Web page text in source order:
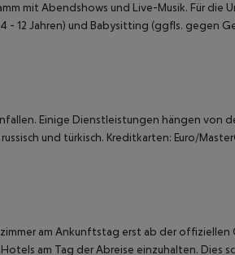
mit Abendshows und Live-Musik. Für die
12 Jahren) und Babysitting (ggfls. gegen
Einige Dienstleistungen hängen von
und türkisch. Kreditkarten: Euro/
am Ankunftstag erst ab der offiziellen
am Tag der Abreise einzuhalten. Dies